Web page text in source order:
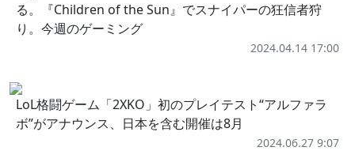
る。『Children of the Sun』でスナイパーの狂信者狩
り。今週のゲーミング
2024.04.14 17:00
LoL格闘ゲーム「2XKO」初のプレイテスト“アルファラ
ボ”がアナウンス、日本を含む開催は8月
2024.06.27 9:07